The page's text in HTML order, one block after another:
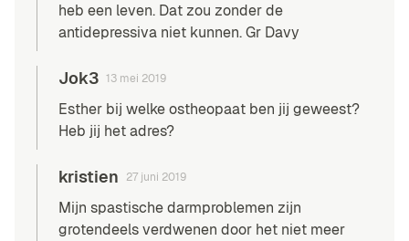
heb een leven. Dat zou zonder de
antidepressiva niet kunnen. Gr Davy
Jok3 13 mei 2019
Esther bij welke ostheopaat ben jij geweest?
Heb jij het adres?
kristien 27 juni 2019
Mijn spastische darmproblemen zijn
grotendeels verdwenen door het niet meer